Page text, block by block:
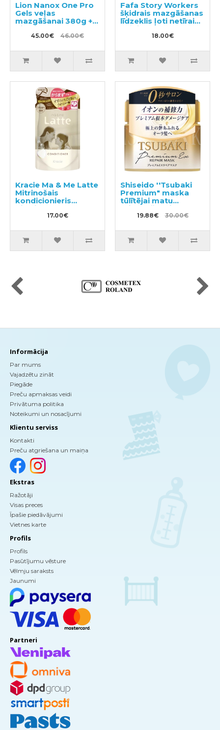
Lion Nanox One Pro
Gels veļas
mazgāšanai 380g +
pildviela 1070g
45.00€ 46.00€
Fafa Story Workers
šķidrais mazgāšanas
līdzeklis ļoti netīrai
veļai un darba
apģērbam 800ml
18.00€
Kracie Ma & Me Latte
Mitrinošais
kondicionieris
pildviela 360g
17.00€
Shiseido ''Tsubaki
Premium" maska
tūlītējai matu
atjaunošanai 180g
19.88€ 30.00€
Informācija
Par mums
Vajadzētu zināt
Piegāde
Preču apmaksas veidi
Privātuma politika
Noteikumi un nosacījumi
Klientu serviss
Kontakti
Preču atgriešana un maiņa
Ekstras
Ražotāji
Visas preces
Īpašie piedāvājumi
Vietnes karte
Profils
Profils
Pasūtījumu vēsture
Vēlmju saraksts
Jaunumi
Partneri